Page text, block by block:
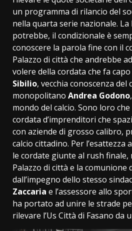
un programma di rilancio del
nella quarta serie nazionale.
potrebbe, il condizionale è
conoscere la parola fine con il
Palazzo di città che andrebbe
volere della cordata che fa
Sibilio, vecchia conoscenza del
monopolitano Andrea Godono
mondo del calcio. Sono loro
cordata d’imprenditori che
con aziende di grosso calibro,
calcio cittadino. Per l’esattezza
le cordate giunte al rush finale,
Palazzo di città e la comunione
dall’impegno dello stesso
Zaccaria e l’assessore allo
ha portato ad unire le strade
rilevare l’Us Città di Fasano da